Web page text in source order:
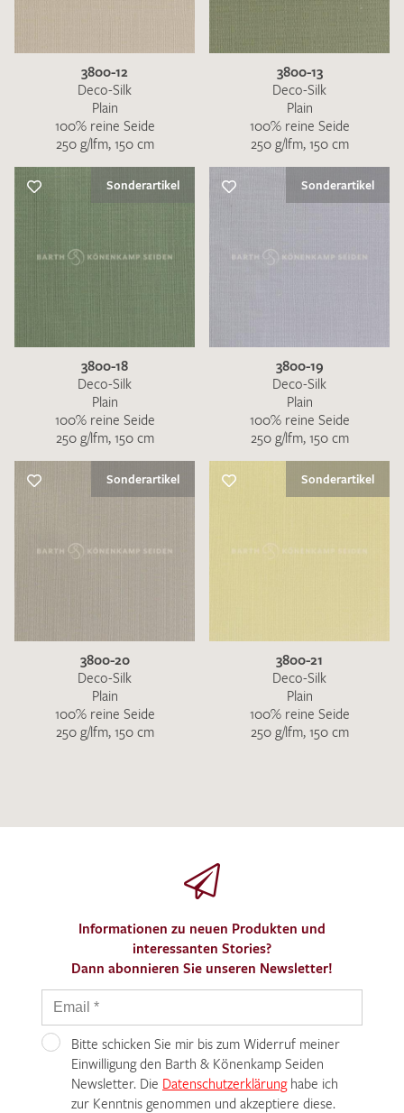
3800-12
Deco-Silk
Plain
100% reine Seide
250 g/lfm, 150 cm
3800-13
Deco-Silk
Plain
100% reine Seide
250 g/lfm, 150 cm
Sonderartikel
3800-18
Deco-Silk
Plain
100% reine Seide
250 g/lfm, 150 cm
Sonderartikel
3800-19
Deco-Silk
Plain
100% reine Seide
250 g/lfm, 150 cm
Sonderartikel
3800-20
Deco-Silk
Plain
100% reine Seide
250 g/lfm, 150 cm
Sonderartikel
3800-21
Deco-Silk
Plain
100% reine Seide
250 g/lfm, 150 cm
Informationen zu neuen Produkten und
interessanten Stories?
Dann abonnieren Sie unseren Newsletter!
Bitte schicken Sie mir bis zum Widerruf meiner
Einwilligung den Barth & Könenkamp Seiden
Newsletter. Die Datenschutzerklärunghabe ich
zur Kenntnis genommen und akzeptiere diese.